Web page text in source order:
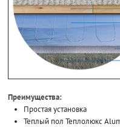
Преимущества:
Простая установка
Теплый пол Теплолюкс